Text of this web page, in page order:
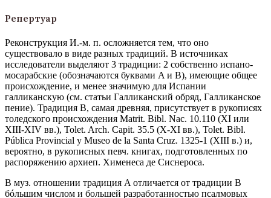
Репертуар
Реконструкция И.-м. п. осложняется тем, что оно
существовало в виде разных традиций. В источниках
исследователи выделяют 3 традиции: 2 собственно испано-
мосарабские (обозначаются буквами A и B), имеющие общее
происхождение, и менее значимую для Испании
галликанскую (см. статьи Галликанский обряд, Галликанское
пение). Традиция B, самая древняя, присутствует в рукописях
толедского происхождения Matrit. Bibl. Nac. 10.110 (XI или
XIII-XIV вв.), Tolet. Arch. Capit. 35.5 (X-XI вв.), Tolet. Bibl.
Pública Provincial y Museo de la Santa Cruz. 1325-1 (XIII в.) и,
вероятно, в рукописных певч. книгах, подготовленных по
распоряжению архиеп. Хименеса де Сиснероса.
В муз. отношении традиция A отличается от традиции B
бóльшим числом и большей разработанностью псалмовых